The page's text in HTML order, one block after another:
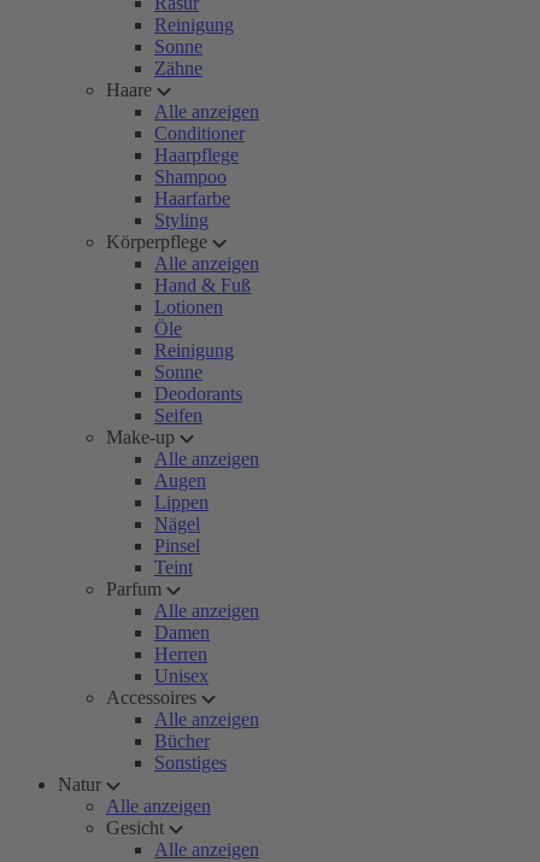
Reinigung
Sonne
Zähne
Haare
Alle anzeigen
Conditioner
Haarpflege
Shampoo
Haarfarbe
Styling
Körperpflege
Alle anzeigen
Hand & Fuß
Lotionen
Öle
Reinigung
Sonne
Deodorants
Seifen
Make-up
Alle anzeigen
Augen
Lippen
Nägel
Pinsel
Teint
Parfum
Alle anzeigen
Damen
Herren
Unisex
Accessoires
Alle anzeigen
Bücher
Sonstiges
Natur
Alle anzeigen
Gesicht
Alle anzeigen